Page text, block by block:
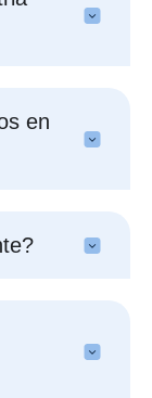
en